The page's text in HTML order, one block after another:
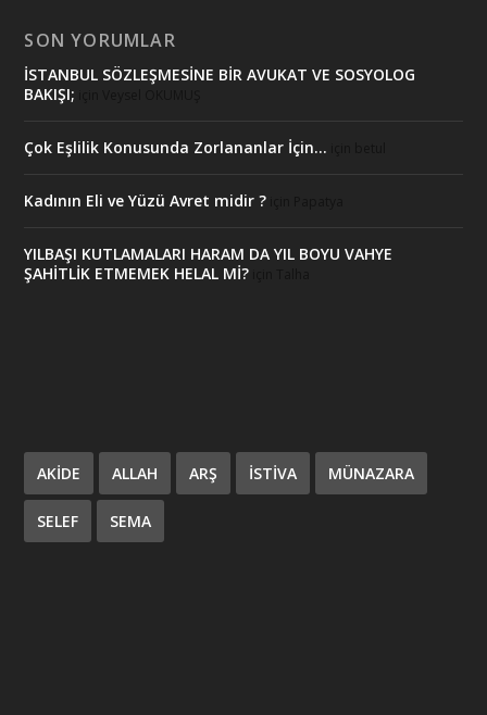
SON YORUMLAR
İSTANBUL SÖZLEŞMESİNE BİR AVUKAT VE SOSYOLOG
BAKIŞI;
Çok Eşlilik Konusunda Zorlananlar İçin…
Kadının Eli ve Yüzü Avret midir ?
YILBAŞI KUTLAMALARI HARAM DA YIL BOYU VAHYE
ŞAHİTLİK ETMEMEK HELAL Mİ?
AKIDE ALLAH ARŞ ISTIVA MÜNAZARA
SELEF SEMA